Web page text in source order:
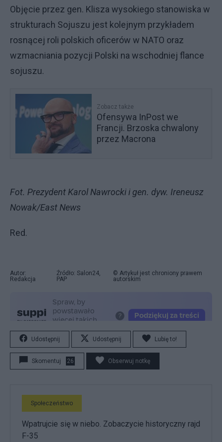
Objęcie przez gen. Klisza wysokiego stanowiska w
strukturach Sojuszu jest kolejnym przykładem
rosnącej roli polskich oficerów w NATO oraz
wzmacniania pozycji Polski na wschodniej flance
sojuszu.
Zobacz także
Ofensywa InPost we
Francji. Brzoska chwalony
przez Macrona
Fot. Prezydent Karol Nawrocki i gen. dyw. Ireneusz
Nowak/East News
Red.
Autor:
Redakcja
Źródło: Salon24,
PAP
© Artykuł jest chroniony prawem
autorskim
Udostępnij Udostępnij Lubię to!
Skomentuj 26 Obserwuj notkę
Społeczeństwo
Wpatrujcie się w niebo. Zobaczycie historyczny rajd
F-35